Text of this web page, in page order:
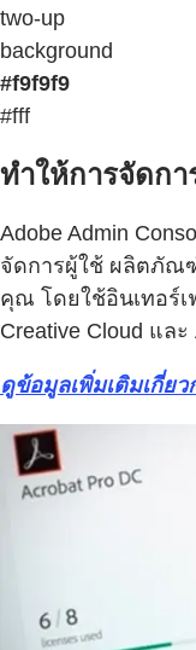
two-up
background
#f9f9f9
#fff
ทำให้การจัดกา
Adobe Admin
จัดการผู้ใช้ ผลิตภัณ
คุณ โดยใช้อินเทอร์เ
Creative Cloud และ
ดูข้อมูลเพิ่มเติมเกี่ย